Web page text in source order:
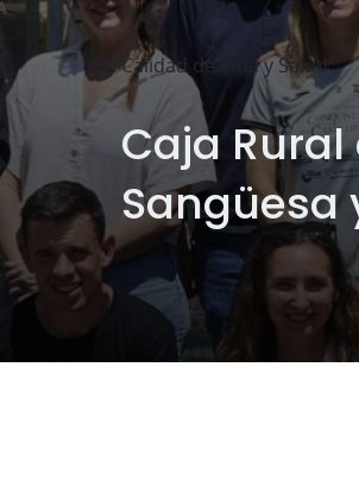
Calidad de Vida y Salud
Caja
Sangüesa